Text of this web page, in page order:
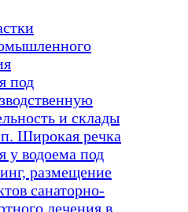
под
и склады
Широкая речка
у водоема под
размещение
санаторно-
лечения в